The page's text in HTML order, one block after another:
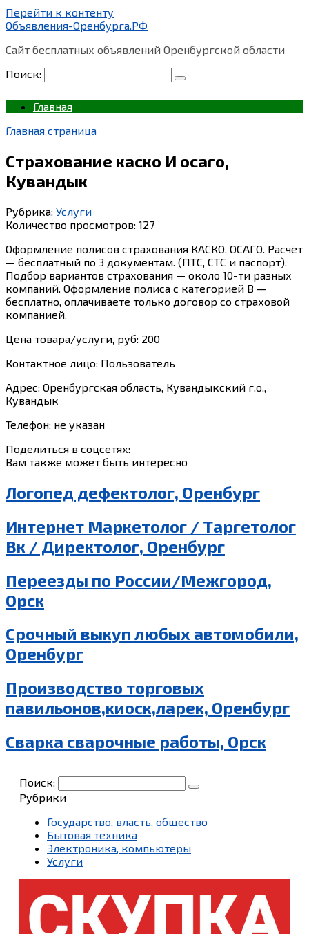
Перейти к контенту
Объявления-Оренбурга.РФ
Сайт бесплатных объявлений Оренбургской области
Поиск:
Главная
Главная страница
Страхование каско И осаго,
Кувандык
Рубрика: Услуги
Количество просмотров: 127
Оформление полисов страхования КАСКО, ОСАГО. Расчёт
— бесплатный по 3 документам. (ПТС, СТС и паспорт).
Подбор вариантов страхования — около 10-ти разных
компаний. Оформление полиса с категорией В —
бесплатно, оплачиваете только договор со страховой
компанией.
Цена товара/услуги, руб: 200
Контактное лицо: Пользователь
Адрес: Оренбургская область, Кувандыкский г.о.,
Кувандык
Телефон: не указан
Поделиться в соцсетях:
Вам также может быть интересно
Логопед дефектолог, Оренбург
Интернет Маркетолог / Таргетолог
Вк / Директолог, Оренбург
Переезды по России/Межгород,
Орск
Срочный выкуп любых автомобили,
Оренбург
Производство торговых
павильонов,киоск,ларек, Оренбург
Сварка сварочные работы, Орск
Поиск:
Рубрики
Государство, власть, общество
Бытовая техника
Электроника, компьютеры
Услуги